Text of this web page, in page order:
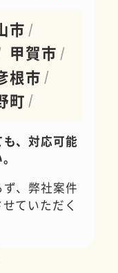
市
甲賀市
根市
町
、対応可能
、弊社案件
ていただく